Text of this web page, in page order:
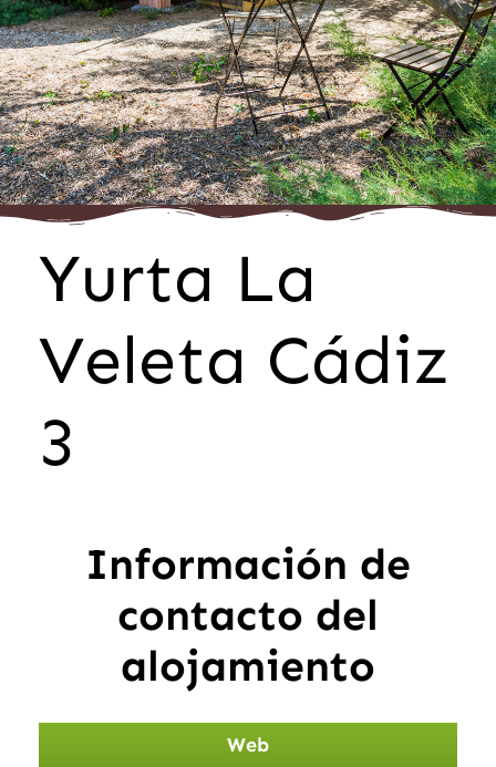
Yurta La
Veleta Cádiz
3
Información de
contacto del
alojamiento
Web